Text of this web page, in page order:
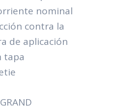
nominal
contra la
de aplicación
tapa